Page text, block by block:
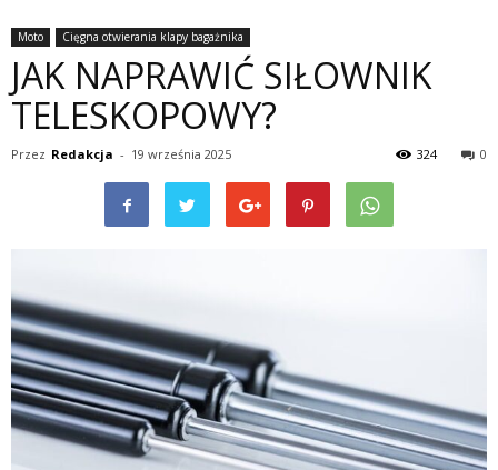
Moto Cięgna otwierania klapy bagażnika
JAK NAPRAWIĆ SIŁOWNIK
TELESKOPOWY?
Przez Redakcja - 19 września 2025 0
324